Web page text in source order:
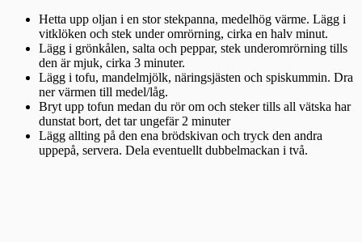
Hetta upp oljan i en stor stekpanna, medelhög värme. Lägg i
vitklöken och stek under omrörning, cirka en halv minut.
Lägg i grönkålen, salta och peppar, stek underomrörning tills
den är mjuk, cirka 3 minuter.
Lägg i tofu, mandelmjölk, näringsjästen och spiskummin. Dra
ner värmen till medel/låg.
Bryt upp tofun medan du rör om och steker tills all vätska har
dunstat bort, det tar ungefär 2 minuter
Lägg allting på den ena brödskivan och tryck den andra
uppepå, servera. Dela eventuellt dubbelmackan i två.